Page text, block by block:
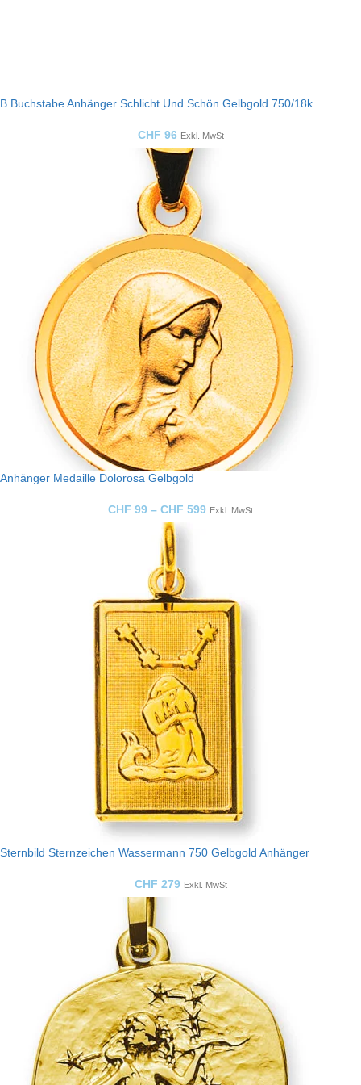
B Buchstabe Anhänger Schlicht Und Schön Gelbgold 750/18k
CHF 96 Exkl. MwSt
Anhänger Medaille Dolorosa Gelbgold
CHF 99 – CHF 599 Exkl. MwSt
Sternbild Sternzeichen Wassermann 750 Gelbgold Anhänger
CHF 279 Exkl. MwSt